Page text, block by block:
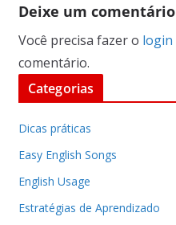
Deixe um comentário
Você precisa fazer o login
comentário.
Categorias
Dicas práticas
Easy English Songs
English Usage
Estratégias de Aprendizado